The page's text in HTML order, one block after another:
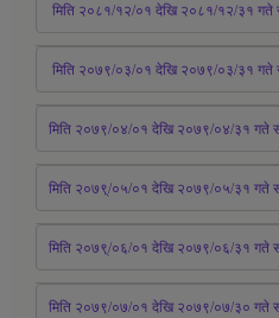
मिति २०८१/१२/०१ देखि २०८१/१२/३१ गते
मिति २०७९/०३/०१ देखि २०७९/०३/३१ गते
मिति २०७९/०४/०१ देखि २०७९/०४/३१ गते
मिति २०७९्/०५/०१ देखि २०७९/०५/३१ गते
मिति २०७९्/०६/०१ देखि २०७९/०६/३१ गते
मिति २०७९/०७/०१ देखि २०७९/०७/३० गते